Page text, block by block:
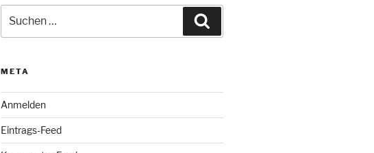
nach:
META
Anmelden
Eintrags-Feed